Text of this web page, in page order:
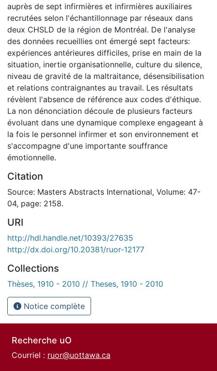
auprès de sept infirmières et infirmières auxiliaires
recrutées selon l'échantillonnage par réseaux dans
deux CHSLD de la région de Montréal. De l'analyse
des données recueillies ont émergé sept facteurs:
expériences antérieures difficiles, prise en main de la
situation, inertie organisationnelle, culture du silence,
niveau de gravité de la maltraitance, désensibilisation
et relations contraignantes au travail. Les résultats
révèlent l'absence de référence aux codes d'éthique.
La non dénonciation découle de plusieurs facteurs
évoluant dans une dynamique complexe engageant à
la fois le personnel infirmer et son environnement et
s'accompagne d'une importante souffrance
émotionnelle.
Citation
Source: Masters Abstracts International, Volume: 47-
04, page: 2158.
URI
http://hdl.handle.net/10393/27635
http://dx.doi.org/10.20381/ruor-12177
Collections
Thèses, 1910 - 2010 // Theses, 1910 - 2010
Notice complète
Recherche uO
Courriel : ruor@uottawa.ca